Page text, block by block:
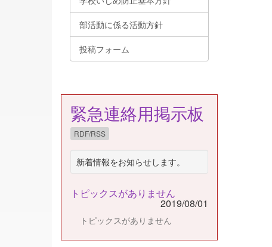
部活動に係る活動方針
投稿フォーム
緊急連絡用掲示板
RDF/RSS
新着情報をお知らせします。
トピックスがありません
2019/08/01
トピックスがありません